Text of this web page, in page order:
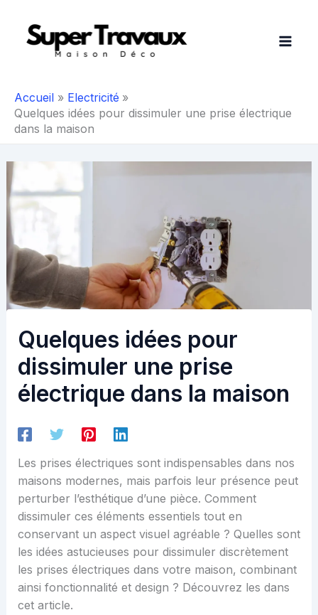
contenu
Accueil
Electricité
Quelques idées pour dissimuler une prise électrique
dans la maison
Quelques idées pour
dissimuler une prise
électrique dans la maison
Les prises électriques sont indispensables dans nos
maisons modernes, mais parfois leur présence peut
perturber l’esthétique d’une pièce. Comment
dissimuler ces éléments essentiels tout en
conservant un aspect visuel agréable ? Quelles sont
les idées astucieuses pour dissimuler discrètement
les prises électriques dans votre maison, combinant
ainsi fonctionnalité et design ? Découvrez les dans
cet article.